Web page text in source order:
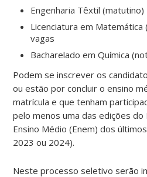
Engenharia Têxtil (matutino)
Licenciatura em Matemática
vagas
Bacharelado em Química
Podem se inscrever os
ou estão por concluir o ensino
matrícula e que tenham
pelo menos uma das edições do
Ensino Médio (Enem) dos
2023 ou 2024).
Neste processo seletivo serão